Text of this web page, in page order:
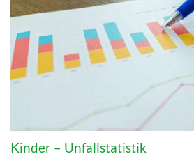
Kinder – Unfallstatistik